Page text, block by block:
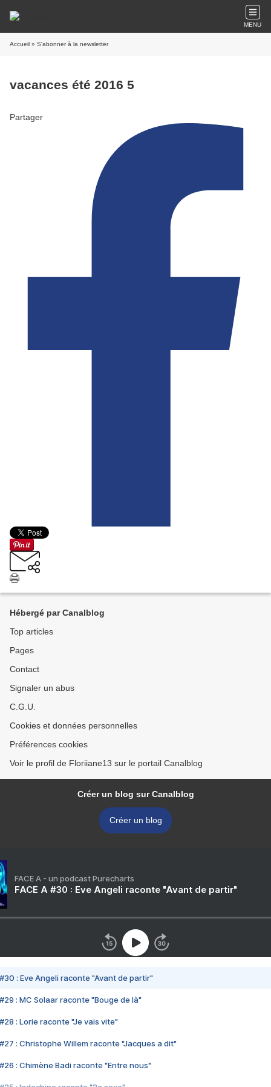
MENU
Accueil » S'abonner à la newsletter
vacances été 2016 5
Partager
Hébergé par Canalblog
Top articles
Pages
Contact
Signaler un abus
C.G.U.
Cookies et données personnelles
Préférences cookies
Voir le profil de Floriiane13 sur le portail Canalblog
Créer un blog sur Canalblog
Créer un blog
FACE A - un podcast Purecharts
FACE A #30 : Eve Angeli raconte "Avant de partir"
#30 : Eve Angeli raconte "Avant de partir"
#29 : MC Solaar raconte "Bouge de là"
#28 : Lorie raconte "Je vais vite"
#27 : Christophe Willem raconte "Jacques a dit"
#26 : Chimène Badi raconte "Entre nous"